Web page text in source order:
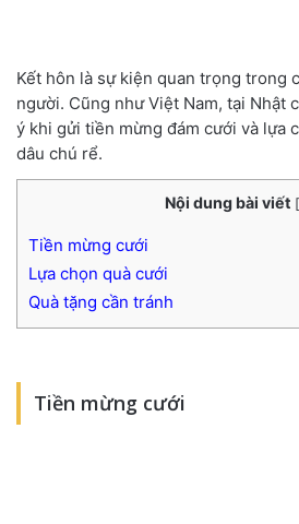
Kết hôn là sự kiện quan trọng trong
người. Cũng như Việt Nam, tại Nhật
ý khi gửi tiền mừng đám cưới và lựa
dâu chú rể.
Nội dung bài viết [
Tiền mừng cưới
Lựa chọn quà cưới
Quà tặng cần tránh
Tiền mừng cưới